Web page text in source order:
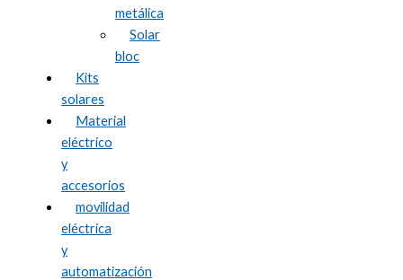
metálica
Solar
bloc
Kits
solares
Material
eléctrico
y
accesorios
movilidad
eléctrica
y
automatización